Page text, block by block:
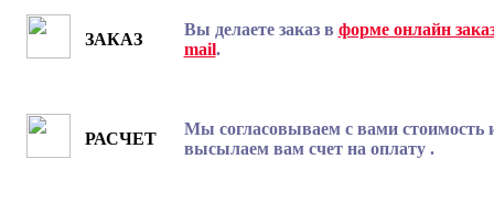
ЗАКАЗ
Вы делаете заказ в форме онлайн
mail.
РАСЧЕТ
Мы согласовываем с вами стоимость
высылаем вам счет на оплату .